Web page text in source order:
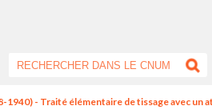
1940) - Traité élémentaire de tissage avec un